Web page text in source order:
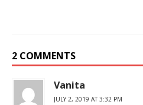
2 COMMENTS
Vanita
JULY 2, 2019 AT 3:32 PM